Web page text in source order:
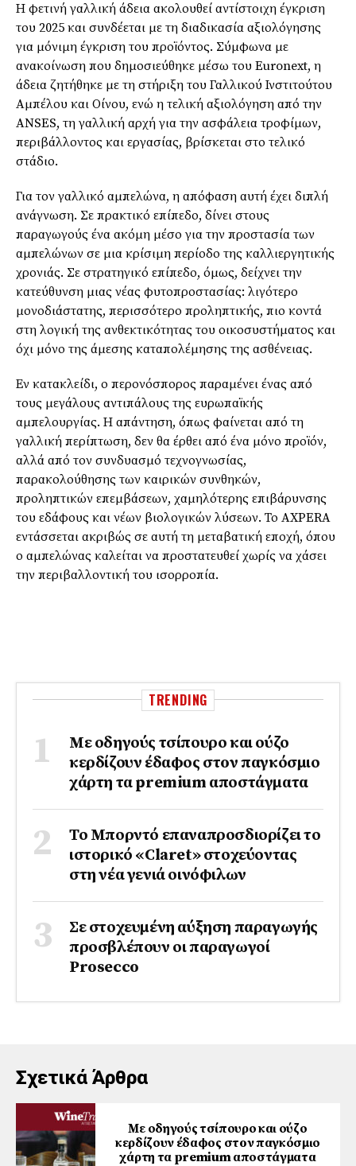
Η φετινή γαλλική άδεια ακολουθεί αντίστοιχη έγκριση
του 2025 και συνδέεται με τη διαδικασία αξιολόγησης
για μόνιμη έγκριση του προϊόντος. Σύμφωνα με
ανακοίνωση που δημοσιεύθηκε μέσω του Euronext, η
άδεια ζητήθηκε με τη στήριξη του Γαλλικού Ινστιτούτου
Αμπέλου και Οίνου, ενώ η τελική αξιολόγηση από την
ANSES, τη γαλλική αρχή για την ασφάλεια τροφίμων,
περιβάλλοντος και εργασίας, βρίσκεται στο τελικό
στάδιο.
Για τον γαλλικό αμπελώνα, η απόφαση αυτή έχει διπλή
ανάγνωση. Σε πρακτικό επίπεδο, δίνει στους
παραγωγούς ένα ακόμη μέσο για την προστασία των
αμπελώνων σε μια κρίσιμη περίοδο της καλλιεργητικής
χρονιάς. Σε στρατηγικό επίπεδο, όμως, δείχνει την
κατεύθυνση μιας νέας φυτοπροστασίας: λιγότερο
μονοδιάστατης, περισσότερο προληπτικής, πιο κοντά
στη λογική της ανθεκτικότητας του οικοσυστήματος και
όχι μόνο της άμεσης καταπολέμησης της ασθένειας.
Εν κατακλείδι, ο περονόσπορος παραμένει ένας από
τους μεγάλους αντιπάλους της ευρωπαϊκής
αμπελουργίας. Η απάντηση, όπως φαίνεται από τη
γαλλική περίπτωση, δεν θα έρθει από ένα μόνο προϊόν,
αλλά από τον συνδυασμό τεχνογνωσίας,
παρακολούθησης των καιρικών συνθηκών,
προληπτικών επεμβάσεων, χαμηλότερης επιβάρυνσης
του εδάφους και νέων βιολογικών λύσεων. Το AXPERA
εντάσσεται ακριβώς σε αυτή τη μεταβατική εποχή, όπου
ο αμπελώνας καλείται να προστατευθεί χωρίς να χάσει
την περιβαλλοντική του ισορροπία.
TRENDING
Με οδηγούς τσίπουρο και ούζο
κερδίζουν έδαφος στoν παγκόσμιο
χάρτη τα premium αποστάγματα
Το Μπορντό επαναπροσδιορίζει το
ιστορικό «Claret» στοχεύοντας
στη νέα γενιά οινόφιλων
Σε στοχευμένη αύξηση παραγωγής
προσβλέπουν οι παραγωγοί
Prosecco
Σχετικά Άρθρα
Με οδηγούς τσίπουρο και ούζο
κερδίζουν έδαφος στoν παγκόσμιο
χάρτη τα premium αποστάγματα